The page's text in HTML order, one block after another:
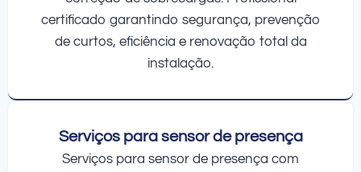
certificado garantindo segurança, prevenção
de curtos, eficiência e renovação total da
instalação.
Serviços para sensor de presença
Serviços para sensor de presença com